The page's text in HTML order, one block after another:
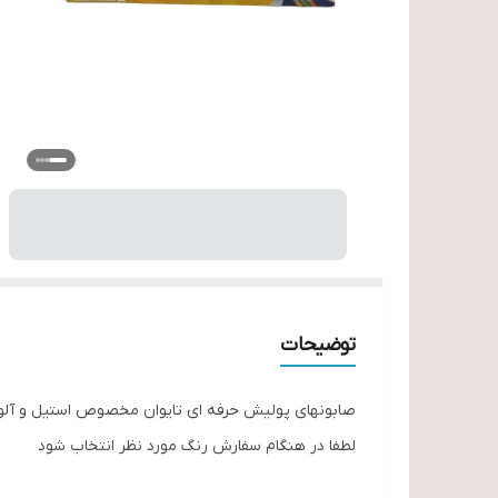
توضیحات
صابونهای پولیش حرفه ای تایوان مخصوص استیل و
لطفا در هنگام سفارش رنگ مورد نظر انتخاب شود